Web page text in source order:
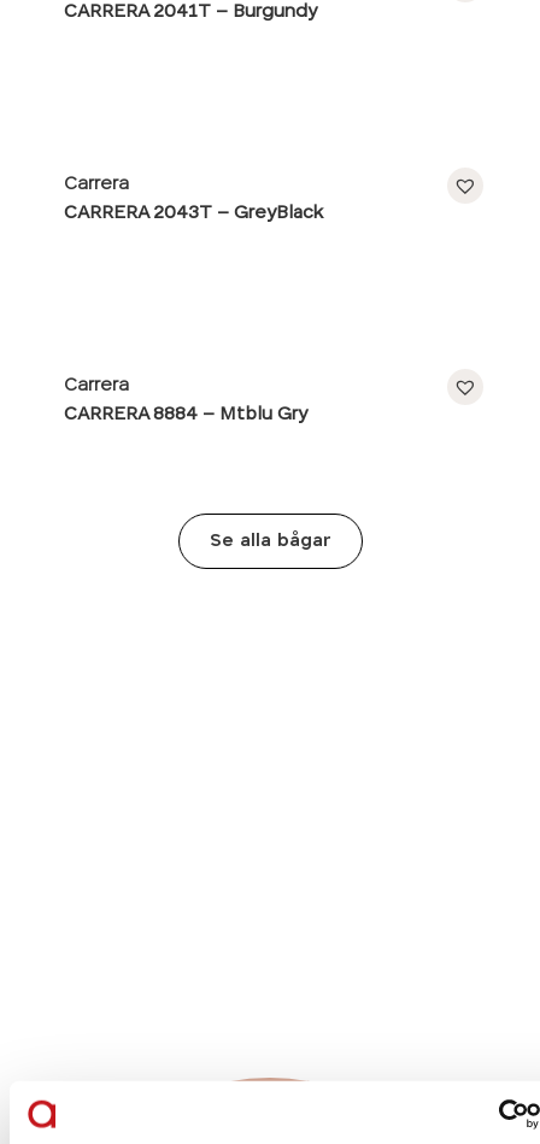
CARRERA 2041T – Burgundy
Carrera
CARRERA 2043T – GreyBlack
Carrera
CARRERA 8884 – Mtblu Gry
Se alla bågar